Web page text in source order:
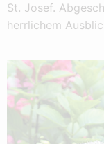
St. Josef.
herrlichem